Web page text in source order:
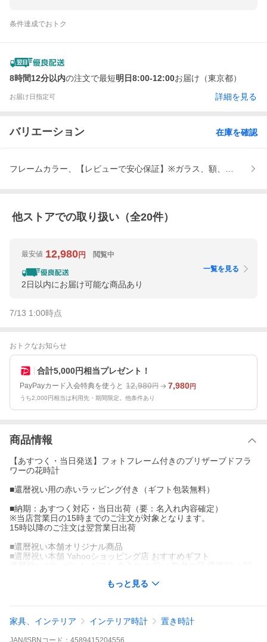
条件達成でおトク
8時間12分以内の注文で最短明日8:00-12:00お届け（東京都）
お届け日指定可 詳細を見る
バリエーション 在庫を確認
フレームカラー、【レビューで安心保証】※ガラス、額、本体破損
他ストアでの取り扱い（全20件）
最安値 12,980円 閲覧中
2日以内にお届け可能な商品あり
一覧を見る
7/13 1:00時点
おトクなお知らせ
合計5,000円相当プレゼント！
PayPayカード入会特典を使うと 12,980円 7,980円
うち2,000円相当は利用先・期間限定。他条件あり
商品情報
【あすつく・当日発送】フォトフレーム付きのプリザーブドフラ
ワーの花時計
■還暦祝い用の赤いラッピング付き（ギフト包装無料）
■納期：あすつく対応・当日出荷（要：名入れ内容確定）
※当店営業日の15時までのご注文が対象となります。
15時以降のご注文は翌営業日出荷
■還暦祝い本舗オリジナル商品
■還暦祝い本舗 Yahooショッピング店 おすすめギフト
結婚式 誕生日 女性 母 お母さん おばあちゃん 祖母 花 バラ 壁掛け
もっと見る
家具、インテリア インテリア時計 置き時計